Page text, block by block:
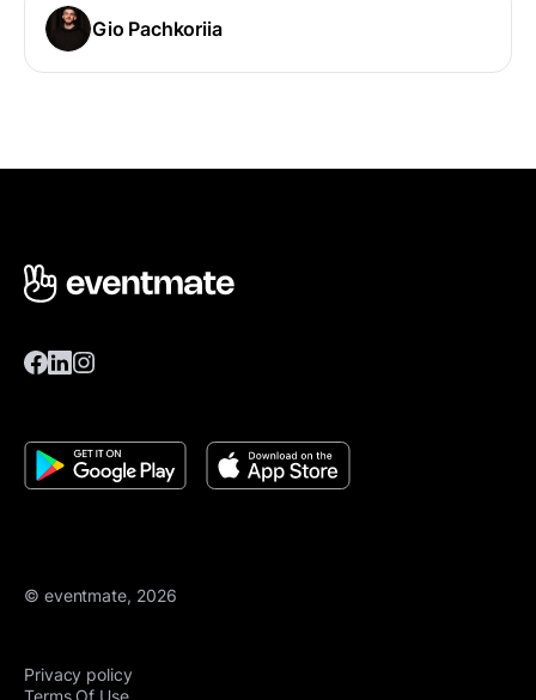
Gio Pachkoriia
© eventmate, 2026
Privacy policy